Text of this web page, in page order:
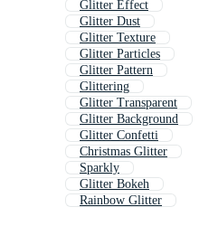
Glitter Effect
Glitter Dust
Glitter Texture
Glitter Particles
Glitter Pattern
Glittering
Glitter Transparent
Glitter Background
Glitter Confetti
Christmas Glitter
Sparkly
Glitter Bokeh
Rainbow Glitter